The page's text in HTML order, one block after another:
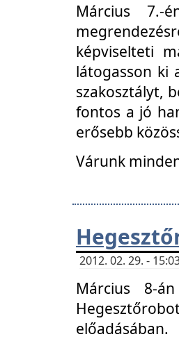
Március 7.-
képviselteti
látogasson ki
szakosztályt,
fontos a jó
erősebb
Várunk
2012. 02. 29. -
Március 8-
előadásában.